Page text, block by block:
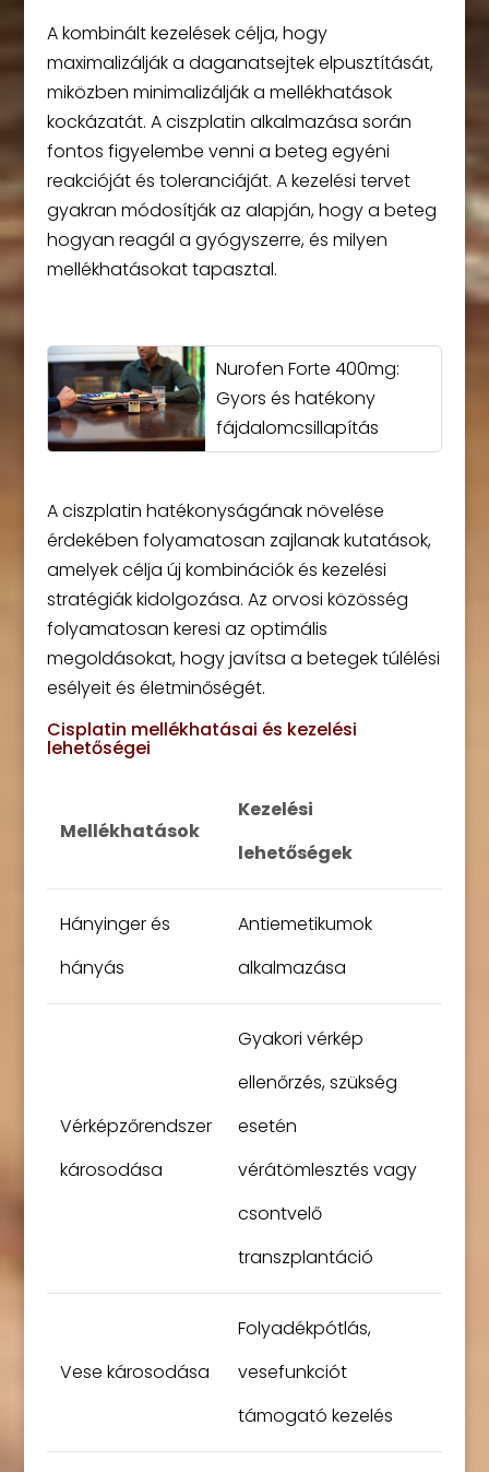
A kombinált kezelések célja, hogy
maximalizálják a daganatsejtek elpusztítását,
miközben minimalizálják a mellékhatások
kockázatát. A ciszplatin alkalmazása során
fontos figyelembe venni a beteg egyéni
reakcióját és toleranciáját. A kezelési tervet
gyakran módosítják az alapján, hogy a beteg
hogyan reagál a gyógyszerre, és milyen
mellékhatásokat tapasztal.
Nurofen Forte 400mg:
Gyors és hatékony
fájdalomcsillapítás
A ciszplatin hatékonyságának növelése
érdekében folyamatosan zajlanak kutatások,
amelyek célja új kombinációk és kezelési
stratégiák kidolgozása. Az orvosi közösség
folyamatosan keresi az optimális
megoldásokat, hogy javítsa a betegek túlélési
esélyeit és életminőségét.
Cisplatin mellékhatásai és kezelési
lehetőségei
Mellékhatások
Kezelési
lehetőségek
Hányinger és
hányás
Antiemetikumok
alkalmazása
Vérképzőrendszer
károsodása
Gyakori vérkép
ellenőrzés, szükség
esetén
vérátömlesztés vagy
csontvelő
transzplantáció
Vese károsodása
Folyadékpótlás,
vesefunkciót
támogató kezelés